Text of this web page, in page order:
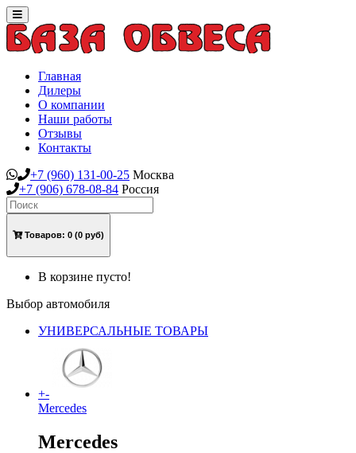
Toggle
navigation
Главная
Дилеры
О компании
Наши работы
Отзывы
Контакты
+7 (960) 131-00-25 Москва
+7 (906) 678-08-84 Россия
Товаров: 0 (0 руб)
В корзине пусто!
Выбор автомобиля
УНИВЕРСАЛЬНЫЕ ТОВАРЫ
+-
Mercedes
Mercedes